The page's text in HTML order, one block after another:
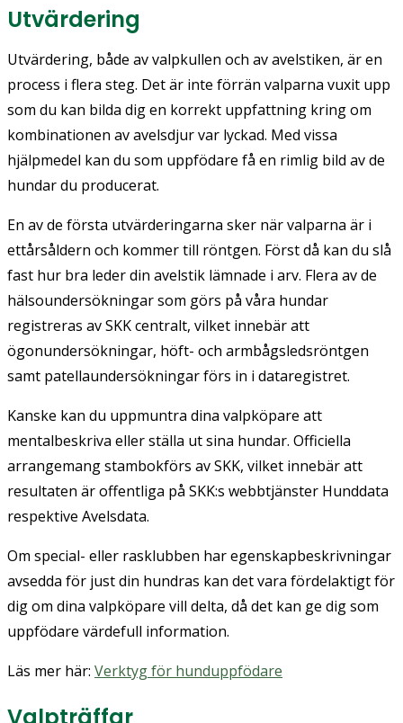
Utvärdering
Utvärdering, både av valpkullen och av avelstiken, är en
process i flera steg. Det är inte förrän valparna vuxit upp
som du kan bilda dig en korrekt uppfattning kring om
kombinationen av avelsdjur var lyckad. Med vissa
hjälpmedel kan du som uppfödare få en rimlig bild av de
hundar du producerat.
En av de första utvärderingarna sker när valparna är i
ettårsåldern och kommer till röntgen. Först då kan du slå
fast hur bra leder din avelstik lämnade i arv. Flera av de
hälsoundersökningar som görs på våra hundar
registreras av SKK centralt, vilket innebär att
ögonundersökningar, höft- och armbågsledsröntgen
samt patellaundersökningar förs in i dataregistret.
Kanske kan du uppmuntra dina valpköpare att
mentalbeskriva eller ställa ut sina hundar. Officiella
arrangemang stambokförs av SKK, vilket innebär att
resultaten är offentliga på SKK:s webbtjänster Hunddata
respektive Avelsdata.
Om special- eller rasklubben har egenskapbeskrivningar
avsedda för just din hundras kan det vara fördelaktigt för
dig om dina valpköpare vill delta, då det kan ge dig som
uppfödare värdefull information.
Läs mer här: Verktyg för hunduppfödare